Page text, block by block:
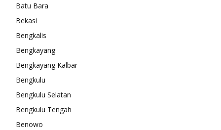
Batu Bara
Bekasi
Bengkalis
Bengkayang
Bengkayang Kalbar
Bengkulu
Bengkulu Selatan
Bengkulu Tengah
Benowo